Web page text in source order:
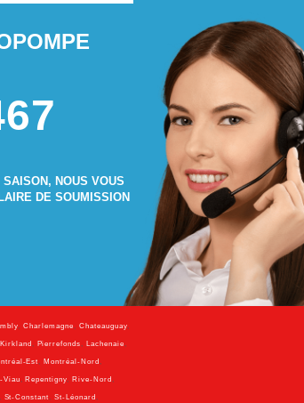
NOUS VOUS
DE SOUMISSION
,Charlemagne,Chateauguay,
Kirkland , Pierrefonds, Lachenaie,
Est, Montréal-Nord,
Viau, Repentigny, Rive-Nord,
, St-Constant,St-Léonard,